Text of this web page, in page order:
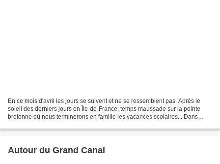
En ce mois d'avril les jours se suivent et ne se ressemblent pas. Après le
soleil des derniers jours en Île-de-France, temps maussade sur la pointe
bretonne où nous terminerons en famille les vacances scolaires... Dans
Autour du Grand Canal